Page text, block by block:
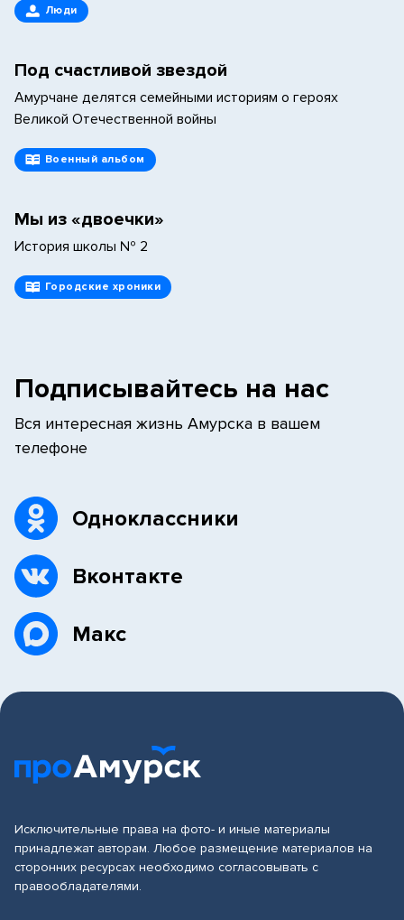
Люди
Под счастливой звездой
Амурчане делятся семейными историям о героях
Великой Отечественной войны
Военный альбом
Мы из «двоечки»
История школы № 2
Городские хроники
Подписывайтесь на нас
Вся интересная жизнь Амурска в вашем
телефоне
Одноклассники
Вконтакте
Макс
Исключительные права на фото- и иные материалы
принадлежат авторам. Любое размещение материалов на
сторонних ресурсах необходимо согласовывать с
правообладателями.